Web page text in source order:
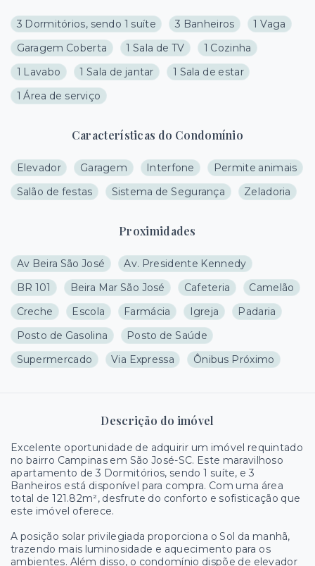
3 Dormitórios, sendo 1 suíte 3 Banheiros
1 Vaga
Garagem Coberta
1 Sala de TV
1 Cozinha
1 Lavabo
1 Sala de jantar
1 Sala de estar
1 Área de serviço
Características do Condomínio
Elevador Garagem Interfone
Permite animais
Salão de festas
Sistema de Segurança Zeladoria
Proximidades
Av Beira São José
Av. Presidente Kennedy
BR 101
Beira Mar São José Cafeteria
Camelão
Creche
Escola Farmácia Igreja
Padaria
Posto de Gasolina
Posto de Saúde
Supermercado
Via Expressa Ônibus Próximo
Descrição do imóvel
Excelente oportunidade de adquirir um imóvel requintado
no bairro Campinas em São José-SC. Este maravilhoso
apartamento de 3 Dormitórios, sendo 1 suíte, e 3
Banheiros está disponível para compra. Com uma área
total de 121.82m², desfrute do conforto e sofisticação que
este imóvel oferece.
A posição solar privilegiada proporciona o Sol da manhã,
trazendo mais luminosidade e aquecimento para os
ambientes. Além disso, o condomínio dispõe de elevador